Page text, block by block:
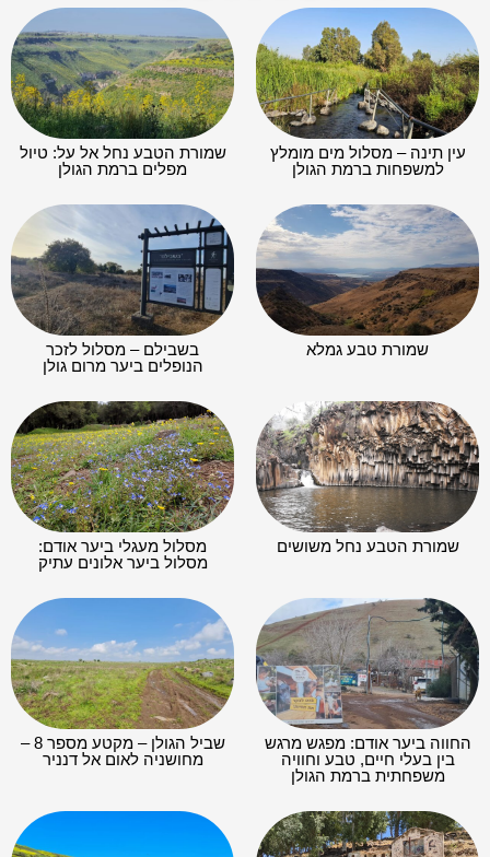
עין תינה – מסלול מים מומלץ
למשפחות ברמת הגולן
שמורת הטבע נחל אל על: טיול
מפלים ברמת הגולן
שמורת טבע גמלא
בשבילם – מסלול לזכר
הנופלים ביער מרום גולן
שמורת הטבע נחל משושים
מסלול מעגלי ביער אודם:
מסלול ביער אלונים עתיק
החווה ביער אודם: מפגש מרגש
בין בעלי חיים, טבע וחוויה
משפחתית ברמת הגולן
שביל הגולן – מקטע מספר 8 –
מחושניה לאום אל דנניר